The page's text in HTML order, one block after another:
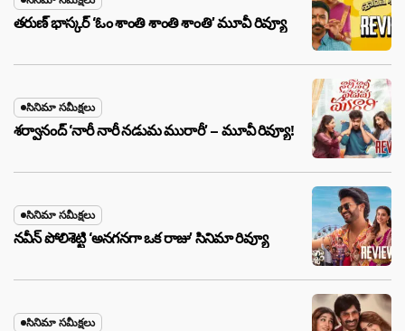
తరుణ్ భాస్కర్ ‘ఓం శాంతి శాంతి శాంతి’ మూవీ రివ్యూ
సినిమా సమీక్షలు
శర్వానంద్ ‘నారీ నారీ నడుమ మురారీ’ – మూవీ రివ్యూ!
సినిమా సమీక్షలు
నవీన్ పోలిశెట్టి ‘అనగనగా ఒక రాజు’ సినిమా రివ్యూ
సినిమా సమీక్షలు